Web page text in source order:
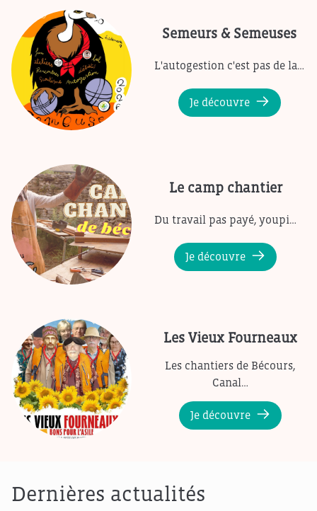
Semeurs & Semeuses
L'autogestion c'est pas de la…
Je découvre
Le camp chantier
Du travail pas payé, youpi…
Je découvre
Les Vieux Fourneaux
Les chantiers de Bécours,
Canal…
Je découvre
Dernières actualités